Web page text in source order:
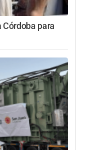
para